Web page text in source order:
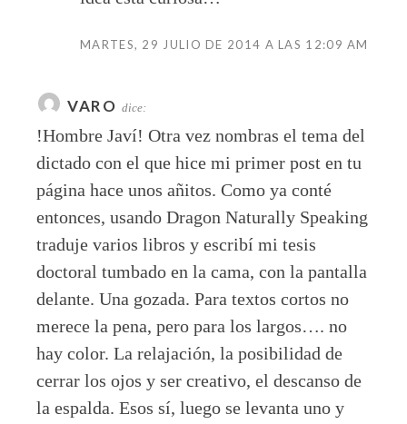
MARTES, 29 JULIO DE 2014 A LAS 12:09 AM
VARO dice:
!Hombre Javí! Otra vez nombras el tema del
dictado con el que hice mi primer post en tu
página hace unos añitos. Como ya conté
entonces, usando Dragon Naturally Speaking
traduje varios libros y escribí mi tesis
doctoral tumbado en la cama, con la pantalla
delante. Una gozada. Para textos cortos no
merece la pena, pero para los largos…. no
hay color. La relajación, la posibilidad de
cerrar los ojos y ser creativo, el descanso de
la espalda. Esos sí, luego se levanta uno y